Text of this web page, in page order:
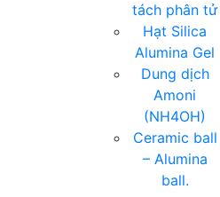
tách phân tử
Hạt Silica
Alumina Gel
Dung dịch
Amoni
(NH4OH)
Ceramic ball
– Alumina
ball.